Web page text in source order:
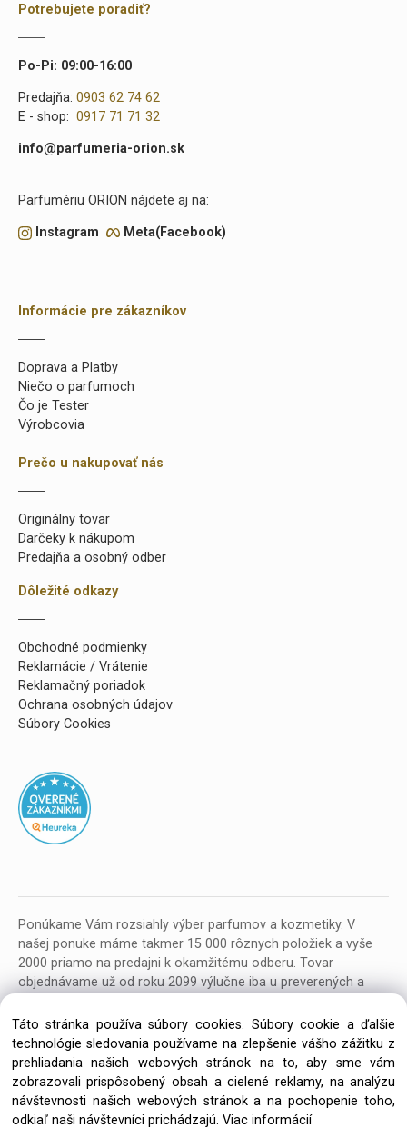
Potrebujete poradiť?
Po-Pi: 09:00-16:00
Predajňa: 0903 62 74 62
E - shop: 0917 71 71 32
info@parfumeria-orion.sk
Parfumériu ORION nájdete aj na:
Instagram Meta(Facebook)
Informácie pre zákazníkov
Doprava a Platby
Niečo o parfumoch
Čo je Tester
Výrobcovia
Prečo u nakupovať nás
Originálny tovar
Darčeky k nákupom
Predajňa a osobný odber
Dôležité odkazy
Obchodné podmienky
Reklamácie / Vrátenie
Reklamačný poriadok
Ochrana osobných údajov
Súbory Cookies
Ponúkame Vám rozsiahly výber parfumov a kozmetiky. V
našej ponuke máme takmer 15 000 rôznych položiek a vyše
2000 priamo na predajni k okamžitému odberu. Tovar
objednávame už od roku 2099 výlučne iba u preverených a
Copyright © 2026 Parfumeria ORION, All rights reserved
Táto stránka používa súbory cookies. Súbory cookie a ďalšie
technológie sledovania používame na zlepšenie vášho zážitku z
prehliadania našich webových stránok na to, aby sme vám
zobrazovali prispôsobený obsah a cielené reklamy, na analýzu
návštevnosti našich webových stránok a na pochopenie toho,
odkiaľ naši návštevníci prichádzajú. Viac informácií